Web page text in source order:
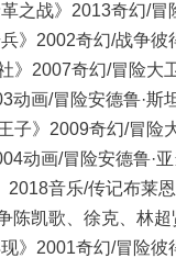
之战》2013奇幻/冒
》2002奇幻/战争彼
》2007奇幻/冒险大
动画/冒险安德鲁·斯
子》2009奇幻/冒险
动画/冒险安德鲁·
音乐/传记布莱
陈凯歌、徐克、林
》2001奇幻/冒险彼